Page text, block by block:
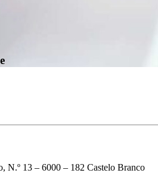
N.º 13 – 6000 – 182 Castelo Branco